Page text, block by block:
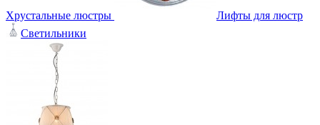
Хрустальные люстры
Лифты для люстр
Светильники